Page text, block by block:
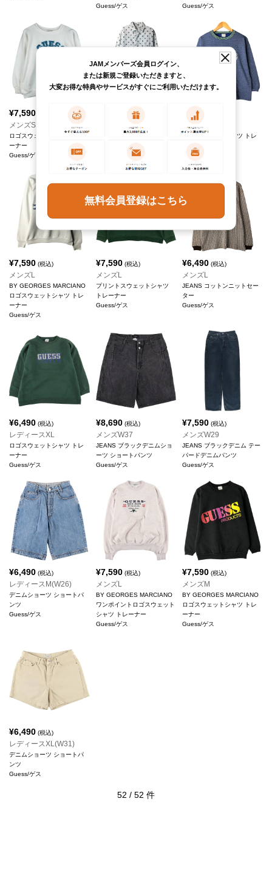
Guess/ゲス
Guess/ゲス
¥7,590
メンズS
ロゴスウェットシャツ トレ
ーナー
Guess/ゲス
(税込)
BY GEORGES MARCIANO
長袖 シャンブレーシャツ
7,590
メンズM
ロゴスウェットシャツ トレ
Guess/ゲス
¥7,590 (税込)
メンズL
BY GEORGES MARCIANO
ロゴスウェットシャツ トレ
ーナー
Guess/ゲス
¥7,590(税込)
メンズL
プリントスウェットシャツ
トレーナー
Guess/ゲス
¥6,490 (税込)
メンズL
JEANS コットンニットセー
ター
Guess/ゲス
¥6,490 (税込)
レディースXL
ロゴスウェットシャツ トレ
ーナー
Guess/ゲス
¥8,690(税込)
メンズW37
JEANS ブラックデニムショ
ーツ ショートパンツ
Guess/ゲス
¥7,590 (税込)
メンズW29
JEANS ブラックデニム テー
パードデニムパンツ
Guess/ゲス
¥6,490 (税込)
レディースM(W26)
デニムショーツ ショートパ
ンツ
Guess/ゲス
¥7,590(税込)
メンズL
BY GEORGES MARCIANO
ワンポイントロゴスウェット
シャツ トレーナー
Guess/ゲス
¥7,590 (税込)
メンズM
BY GEORGES MARCIANO
ロゴスウェットシャツ トレ
ーナー
Guess/ゲス
¥6,490 (税込)
レディースXL(W31)
デニムショーツ ショートパ
ンツ
Guess/ゲス
52 / 52 件
JAMメンバーズ会員ログイン、
または新規ご登録いただきますと、
大変お得な特典やサービスがすぐにご利用いただけます。
無料会員登録はこちら